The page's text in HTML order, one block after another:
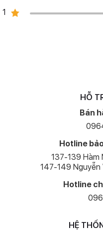
1
HỖ
Bán
Hotline
137-139 Hàm
147-149 Nguyễn
Hotline
HỆ